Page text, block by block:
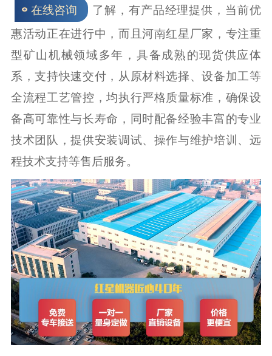
在线咨询
了解，有产品经理提供，当前优
惠活动正在进行中，而且河南红星厂家，专注重
型矿山机械领域多年，具备成熟的现货供应体
系，支持快速交付，从原材料选择、设备加工等
全流程工艺管控，均执行严格质量标准，确保设
备高可靠性与长寿命，同时配备经验丰富的专业
技术团队，提供安装调试、操作与维护培训、远
程技术支持等售后服务。